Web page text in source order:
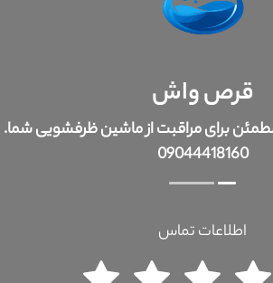
قرص واش
برای مراقبت از ماشین ظرفشویی شما.
09044418160
اطلاعات تماس